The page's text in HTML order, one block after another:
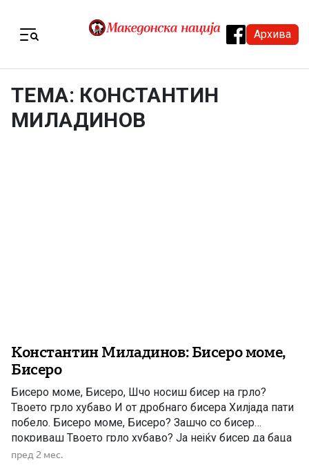
Архива
ТЕМА: КОНСТАНТИН
МИЛАДИНОВ
Константин Миладинов: Бисеро моме,
Бисеро
Бисеро моме, Бисеро, Шчо носиш бисер на грло?
Твоето грло хубаво И от дробнаго бисера Хилјада пати
побело. Бисеро моме, Бисеро? Зашчо со бисер
покриваш Твоето грло хубаво? Ја нејќу бисер да баца
Тука сака твоето грло.- Бисеро моме Бисеро, За кого
пред 2 мес.